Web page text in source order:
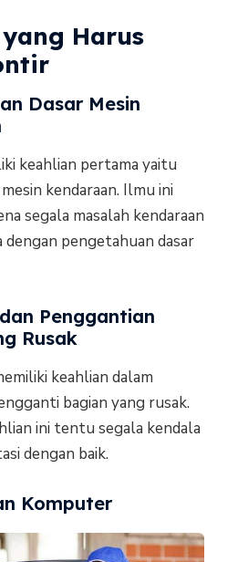
Harus
Dasar Mesin
keahlian pertama yaitu
kendaraan. Ilmu ini
segala masalah kendaraan
pengetahuan dasar
Penggantian
Rusak
keahlian dalam
bagian yang rusak.
ini tentu segala kendala
dengan baik.
Komputer